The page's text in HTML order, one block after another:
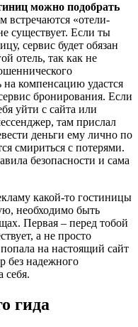
можно подобрать
встречаются «отели-
существует. Если ты
сервис будет обязан
отель, так как не
компенсацию удастся
бронирования. Если
уйти с сайта или
там прислал
деньги ему лично по
смириться с потерями.
безопасности и сама
какой-то гостиницы
необходимо быть
Первая – перед тобой
а не просто
на настоящий сайт
без надежного
себя.
гида